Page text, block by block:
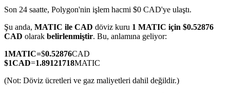
TradFi
Hisse senetleri, döviz, değerli metaller ve emtia türevleri
Son 24 saatte, Polygon'nin işlem hacmi $0 CAD'ye ulaştı.
Şu anda, MATIC ile CAD döviz kuru 1 MATIC için $0.52876
CAD olarak belirlenmiştir. Bu, anlamına geliyor:
1MATIC=$0.52876CAD
$1CAD=1.89121718MATIC
(Not: Döviz ücretleri ve gaz maliyetleri dahil değildir.)